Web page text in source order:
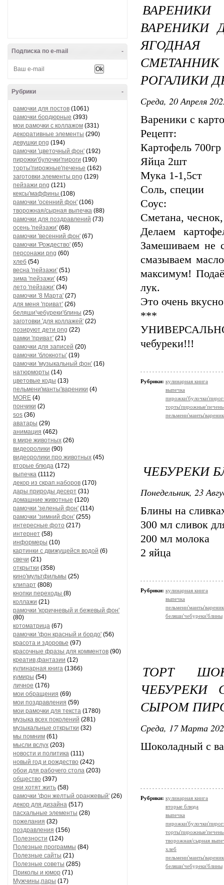
-
Подписка по e-mail
-
Рубрики
рамочки для постов (1061)
рамочки бордюрные (393)
мои рамочки с коллажом (331)
декоративные элементы (290)
девушки png (194)
рамочки 'цветочный фон' (192)
пирожки'булочки'пироги (190)
торты'пирожные'печенье (162)
заготовки,элементы png (129)
пейзажи png (121)
кексы'маффины (108)
рамочки 'осенний фон' (106)
творожная/сырная выпечка (88)
рамочки для поздравлений (73)
осень 'пейзажи' (68)
рамочки 'весенний фон' (67)
рамочки 'Рождество' (65)
персонажи png (60)
хлеб (54)
весна 'пейзажи' (51)
зима 'пейзажи' (45)
лето 'пейзажи' (34)
рамочки '8 Марта' (27)
для меня 'приват' (26)
беляши'чебуреки'блины (25)
заготовки 'для коллажей' (22)
позируют дети png (22)
рамки 'приват' (21)
рамочки для записей (20)
рамочки 'блокноты' (19)
рамочки 'музыкальный фон' (16)
натюрморты (14)
цветовые коды (13)
пельмени'манты'вареники (4)
MORE (4)
пончики (2)
sos (36)
аватары (29)
анимация (462)
в мире животных (26)
видеоролики (90)
видеоролики про животных (45)
вторые блюда (172)
выпечка (1112)
декор из скрап.наборов (170)
дары природы десерт (31)
домашние животные (120)
рамочки 'зеленый фон' (114)
рамочки 'зимний фон' (255)
интересные фото (217)
интернет (58)
информеры (10)
картинки с движущейся водой (6)
свечи (21)
открытки (358)
кино'мультфильмы (25)
клипарт (808)
кнопки переходы (8)
коллажи (21)
рамочки 'коричневый и бежевый фон'
(80)
котоматрица (67)
рамочки 'фон красный и бордо' (56)
красота и здоровье (97)
красочные фразы для комментов (90)
креатив,фантазии (12)
кулинарная книга (1366)
кумиры (54)
личное (176)
мои обращения (69)
мои поздравления (59)
мои рамочки для текста (1780)
музыка всех поколений (281)
музыкальные открытки (32)
мы помним (61)
мысли вслух (203)
новости и политика (111)
новый год и рождество (242)
обои для рабочего стола (203)
общество (397)
они хотят жить (58)
рамочки 'фон желтый оранжевый' (26)
декор для дизайна (517)
пасхальные элементы (28)
пожелания (32)
поздравления (156)
Полезности (124)
Полезные программы (84)
Полезные сайты (21)
Полезные советы (285)
Приколы и юмор (71)
Мужчины,пары (17)
ВАРЕНИКИ
РОГАЛИКИ
Среда, 20 Апреля
Вареники с
Рецепт:
Картофель 700гр
Яйца 2шт
Мука 1-1,5ст
Соль, специи
Соус:
Сметана,
Делаем
Замешиваем не
смазываем
максимум!
лук.
Это очень
***
чебуреки!!!
Рубрики: кулинарная книга
выпечка
ЧЕБУРЕКИ
Понедельник, 23
Блины на
300 мл сливок
200 мл молока
2 яйца
Рубрики: кулинарная книга
выпечка
беляши'чебуреки'блины
ТОРТ
ЧЕБУРЕКИ
СЫРОМ
Среда, 17 Марта
Шоколадный с
Рубрики: кулинарная книга
вторые блюда
выпечка
творожная/сырная
хлеб
беляши'чебуреки'блины